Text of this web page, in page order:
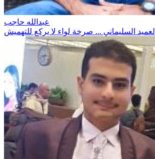
عبدالله حاجب
العميد السليماني ... صرخة لواء لا يركع للتهميش